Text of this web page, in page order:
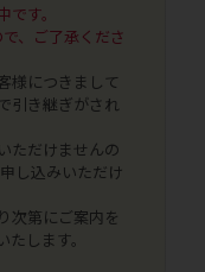
す。
、ご了承くださ
様につきまして
引き継ぎがされ
ただけませんの
し込みいただけ
次第にご案内を
します。